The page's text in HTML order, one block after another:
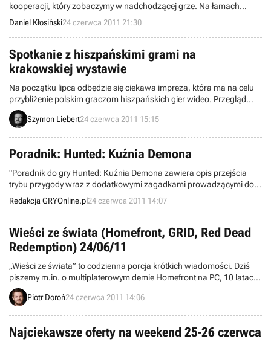
kooperacji, który zobaczymy w nadchodzącej grze. Na łamach
PlayStation 3 Magazine poinformował, że maksymalnie do zabawy
przystąpi dwóch graczy, dla których przygotowane zostanie dziesięć
map.
Daniel Kłosiński24 czerwca 2011 21:30
Spotkanie z hiszpańskimi grami na
krakowskiej wystawie
Na początku lipca odbędzie się ciekawa impreza, która ma na celu
przybliżenie polskim graczom hiszpańskich gier wideo. Przegląd
zorganizowany przez Instytut Cervantesa rozpocznie się 4 lipca i
będzie składał się z dwóch tematycznych wykładów oraz
Szymon Liebert24 czerwca 2011 15:15
Poradnik: Hunted: Kuźnia Demona
"Poradnik do gry Hunted: Kuźnia Demona zawiera opis przejścia
trybu przygody wraz z dodatkowymi zagadkami prowadzącymi do
ukrytych skarbów. W opisie poszczególnych rozdziałów zawarta
została lokalizacja wszystkich jeńców, kamieni śmierci oraz
smoczych łez."
Redakcja GRYOnline.pl24 czerwca 2011 14:07
Wieści ze świata (Homefront, GRID, Red Dead
Redemption) 24/06/11
„Wieści ze świata” to codzienna porcja krótkich wiadomości. Dziś
piszemy m.in. o multiplaterowym demie Homefront na PC, 10 latach
Anarchy Online, planie wydawniczym Paradox Interactive, a także
rywalizacji sieciowej w pecetowym GRID. Zapraszamy do lektury.
Piotr Doroń24 czerwca 2011 14:06
Najciekawsze oferty na weekend 25-26 czerwca